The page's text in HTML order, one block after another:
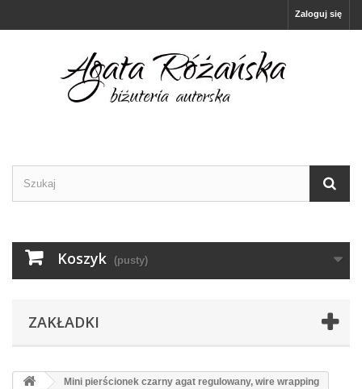
Zaloguj się
Koszyk (pusty)
ZAKŁADKI
Mini pierścionek czarny agat regulowany, wire wrapping